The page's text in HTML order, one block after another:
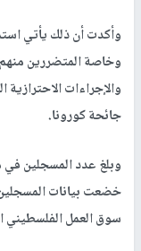
وأكدت أن ذلك يأتي
وخاصة المتضررين
والإجراءات
جائحة كورونا.
خضعت بيانات
سوق العمل الفلسطيني